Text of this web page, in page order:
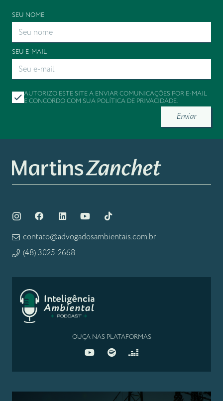
SEU NOME
SEU E-MAIL
AUTORIZO ESTE SITE A ENVIAR COMUNICAÇÕES POR E-MAIL
E CONCORDO COM SUA POLÍTICA DE PRIVACIDADE.
Enviar
contato@advogadosambientais.com.br
(48) 3025-2668
OUÇA NAS PLATAFORMAS